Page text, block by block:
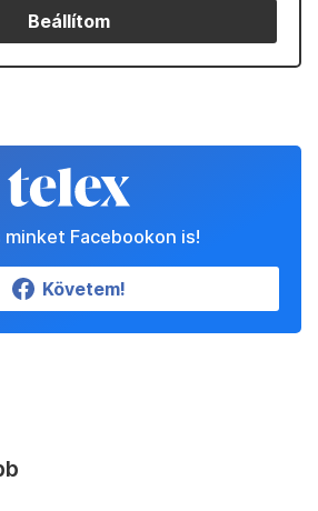
Beállítom
minket Facebookon is!
Követem!